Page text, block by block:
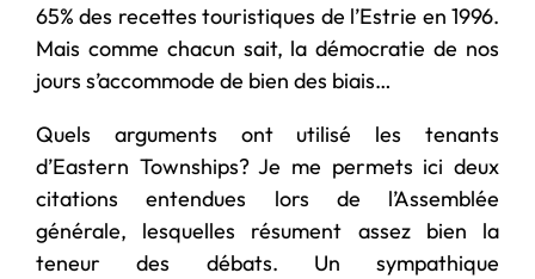
65% des recettes touristiques de l’Estrie en 1996.
Mais comme chacun sait, la démocratie de nos
jours s’accommode de bien des biais…
Quels arguments ont utilisé les tenants
d’Eastern Townships? Je me permets ici deux
citations entendues lors de l’Assemblée
générale, lesquelles résument assez bien la
teneur des débats. Un sympathique